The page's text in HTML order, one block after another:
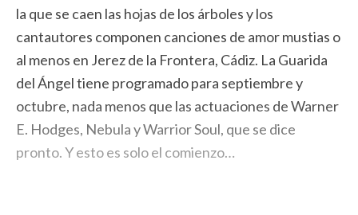
la que se caen las hojas de los árboles y los
cantautores componen canciones de amor mustias o
al menos en Jerez de la Frontera, Cádiz. La Guarida
del Ángel tiene programado para septiembre y
octubre, nada menos que las actuaciones de Warner
E. Hodges, Nebula y Warrior Soul, que se dice
pronto. Y esto es solo el comienzo…